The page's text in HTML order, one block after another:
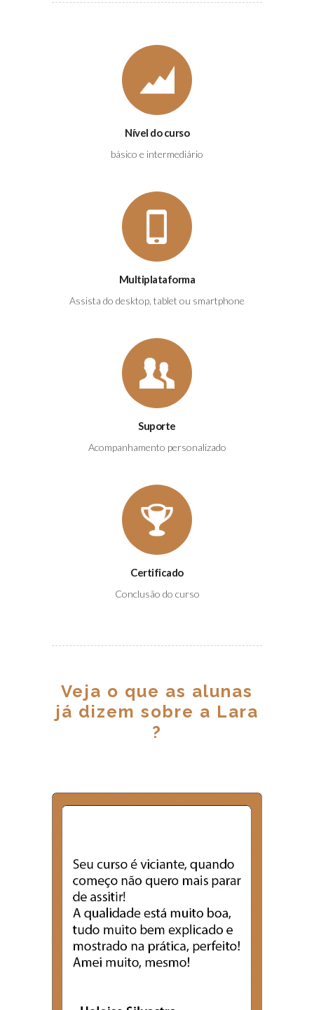
Nível do curso
básico e intermediário
Multiplataforma
Assista do desktop, tablet ou smartphone
Suporte
Acompanhamento personalizado
Certificado
Conclusão do curso
Veja o que as alunas
já dizem sobre a Lara
?